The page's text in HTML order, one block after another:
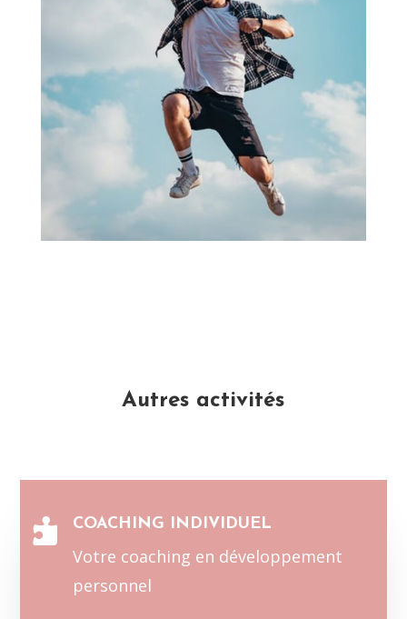
Autres activités
 COACHING INDIVIDUEL
Votre coaching en développement
personnel